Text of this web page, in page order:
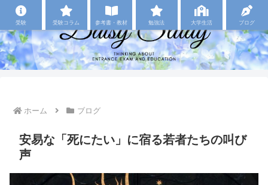
ホーム ブログ
安易な「死にたい」に宿る若者たちの叫び
声
受験 受験コラム 参考書・教材 勉強法 大学生活 ブログ